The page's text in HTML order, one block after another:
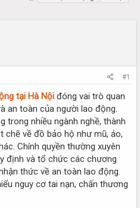
#1
tại Hà Nội đóng vai trò quan
an toàn của người lao động.
trong nhiều ngành nghề, thành
chẽ về đồ bảo hộ như mũ, áo,
Chính quyền thường xuyên
định và tổ chức các chương
thức về an toàn lao động.
nguy cơ tai nạn, chấn thương